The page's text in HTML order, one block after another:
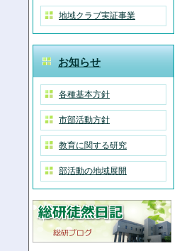
地域クラブ実証事業
お知らせ
各種基本方針
市部活動方針
教育に関する研究
部活動の地域展開